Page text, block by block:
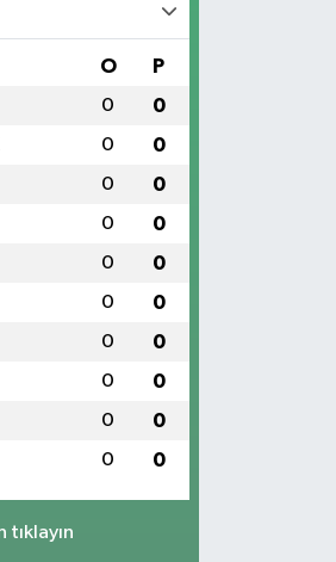
O P
0 0
0 0
0 0
0 0
0 0
0 0
0 0
0 0
0 0
0 0